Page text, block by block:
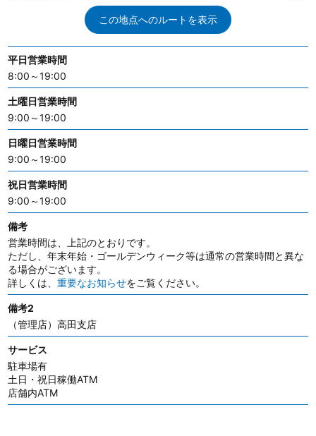
この地点へのルートを表示
平日営業時間
8:00～19:00
土曜日営業時間
9:00～19:00
日曜日営業時間
9:00～19:00
祝日営業時間
9:00～19:00
備考
営業時間は、上記のとおりです。
ただし、年末年始・ゴールデンウィーク等は通常の営業時間と異な
る場合がございます。
詳しくは、 重要なお知らせをご覧ください。
備考2
（管理店）高田支店
サービス
駐車場有
土日・祝日稼働ATM
店舗内ATM